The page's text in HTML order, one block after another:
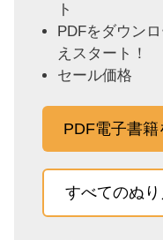
ト
PDFをダウン
えスタート！
セール価格
PDF電子書
すべてのぬ